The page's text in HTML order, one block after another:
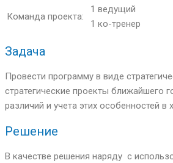
Команда проекта:
1 ведущий
1 ко-тренер
Задача
Провести программу в виде
стратегические проекты ближайшего
различий и учета этих особенностей
Решение
В качестве решения наряду с